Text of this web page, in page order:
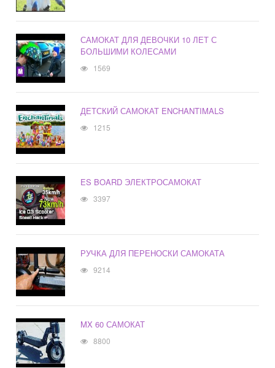
САМОКАТ ДЛЯ ДЕВОЧКИ 10 ЛЕТ С
БОЛЬШИМИ КОЛЕСАМИ
1569
ДЕТСКИЙ САМОКАТ ENCHANTIMALS
1215
ES BOARD ЭЛЕКТРОСАМОКАТ
3397
РУЧКА ДЛЯ ПЕРЕНОСКИ САМОКАТА
9214
MX 60 САМОКАТ
8800